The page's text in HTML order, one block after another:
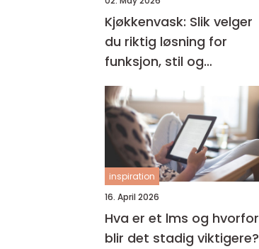
Kjøkkenvask: Slik velger
du riktig løsning for
funksjon, stil og
holdbarhet
inspiration
16. April 2026
Hva er et lms og hvorfor
blir det stadig viktigere?